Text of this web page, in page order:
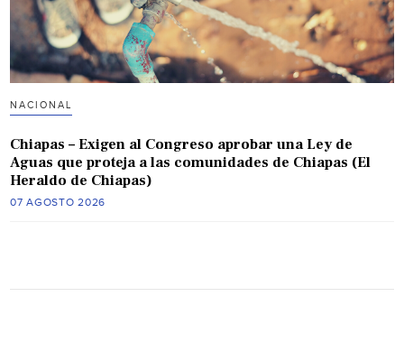
NACIONAL
Chiapas – Exigen al Congreso aprobar una Ley de
Aguas que proteja a las comunidades de Chiapas (El
Heraldo de Chiapas)
07 AGOSTO 2026